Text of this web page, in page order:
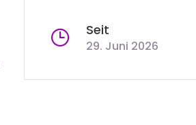
Seit
29. Juni 2026